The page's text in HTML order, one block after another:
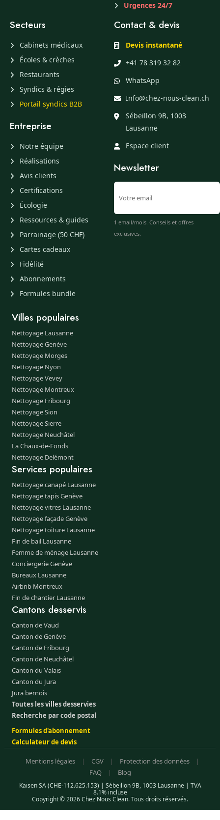
Urgences 24/7
Secteurs
Cabinets médicaux
Écoles & crèches
Restaurants
Syndics & régies
Portail syndics B2B
Entreprise
Notre équipe
Réalisations
Avis clients
Certifications
Écologie
Ressources & guides
Parrainage (50 CHF)
Cartes cadeaux
Fidélité
Abonnements
Formules bundle
Contact & devis
Devis instantané
+41 78 319 32 82
WhatsApp
Info@chez-nous-clean.ch
Sébeillon 9B, 1003
Lausanne
Espace client
Newsletter
1 email/mois. Conseils et offres
exclusives.
Villes populaires
Nettoyage Lausanne
Nettoyage Genève
Nettoyage Morges
Nettoyage Nyon
Nettoyage Vevey
Nettoyage Montreux
Nettoyage Fribourg
Nettoyage Sion
Nettoyage Sierre
Nettoyage Neuchâtel
La Chaux-de-Fonds
Nettoyage Delémont
Services populaires
Nettoyage canapé Lausanne
Nettoyage tapis Genève
Nettoyage vitres Lausanne
Nettoyage façade Genève
Nettoyage toiture Lausanne
Fin de bail Lausanne
Femme de ménage Lausanne
Conciergerie Genève
Bureaux Lausanne
Airbnb Montreux
Fin de chantier Lausanne
Cantons desservis
Canton de Vaud
Canton de Genève
Canton de Fribourg
Canton de Neuchâtel
Canton du Valais
Canton du Jura
Jura bernois
Toutes les villes desservies
Recherche par code postal
Formules d'abonnement
Calculateur de devis
Mentions légales | CGV | Protection des données
|
FAQ
| Blog
Kaisen SA (CHE-112.625.153) | Sébeillon 9B, 1003 Lausanne | TVA
8.1% incluse
Copyright © 2026 Chez Nous Clean. Tous droits réservés.